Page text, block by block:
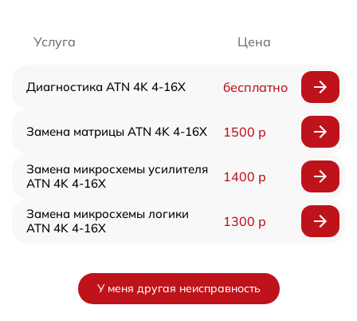
Услуга Цена
Диагностика ATN 4K 4-16X бесплатно
Замена матрицы ATN 4K 4-16X 1500 р
Замена микросхемы усилителя
ATN 4K 4-16X
1400 р
Замена микросхемы логики
ATN 4K 4-16X
1300 р
У меня другая неисправность